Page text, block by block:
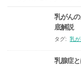
乳がん
底解説
タグ: 乳が
乳腺症